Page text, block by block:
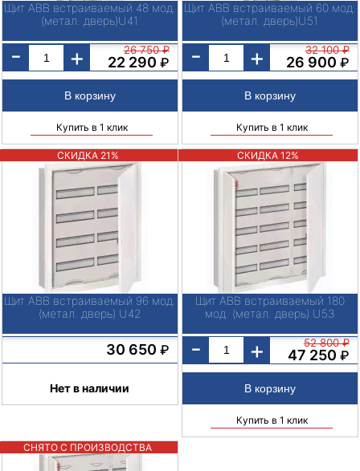
Щит ABB встраиваемый 48 мод.
(метал. дверь)U41
- + 26 750₽
22 290 ₽
Купить в 1 клик
Щит ABB встраиваемый 60 мод.
(метал. дверь)U51
- + 32 100₽
26 900 ₽
Купить в 1 клик
СКИДКА 21%
Щит ABB встраиваемый 96 мод.
(метал. дверь) U42
30 650 ₽
Нет в наличии
СКИДКА 12%
Щит ABB встраиваемый 180
мод. (метал. дверь) U53
- + 52 800₽
47 250 ₽
Купить в 1 клик
СНЯТО С ПРОИЗВОДСТВА